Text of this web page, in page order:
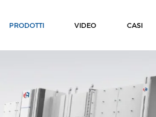
PRODOTTI VIDEO CASI